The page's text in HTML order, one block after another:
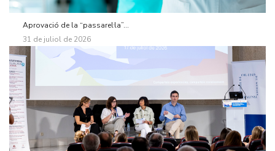
Aprovació de la “passarel·la”...
31 de juliol de 2026